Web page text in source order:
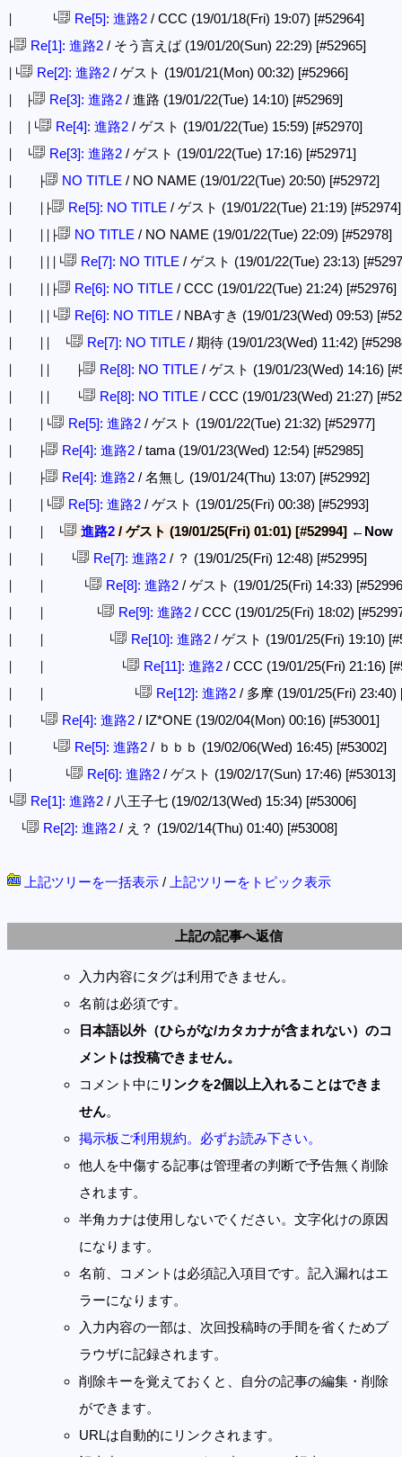
│ └ Re[5]: 進路2 / CCC (19/01/18(Fri) 19:07) [#52964]
├ Re[1]: 進路2 / そう言えば (19/01/20(Sun) 22:29) [#52965]
│└ Re[2]: 進路2 / ゲスト (19/01/21(Mon) 00:32) [#52966]
│ ├ Re[3]: 進路2 / 進路 (19/01/22(Tue) 14:10) [#52969]
│ │└ Re[4]: 進路2 / ゲスト (19/01/22(Tue) 15:59) [#52970]
│ └ Re[3]: 進路2 / ゲスト (19/01/22(Tue) 17:16) [#52971]
│ ├ NO TITLE / NO NAME (19/01/22(Tue) 20:50) [#52972]
│ │├ Re[5]: NO TITLE / ゲスト (19/01/22(Tue) 21:19) [#52974]
│ ││├ NO TITLE / NO NAME (19/01/22(Tue) 22:09) [#52978]
│ │││└ Re[7]: NO TITLE / ゲスト (19/01/22(Tue) 23:13)
│ ││├ Re[6]: NO TITLE / CCC (19/01/22(Tue) 21:24) [#52976]
│ ││└ Re[6]: NO TITLE / NBAすき (19/01/23(Wed) 09:53)
│ ││ └ Re[7]: NO TITLE / 期待 (19/01/23(Wed) 11:42)
│ ││ ├ Re[8]: NO TITLE / ゲスト (19/01/23(Wed) 14:16)
│ ││ └ Re[8]: NO TITLE / CCC (19/01/23(Wed) 21:27)
│ │└ Re[5]: 進路2 / ゲスト (19/01/22(Tue) 21:32) [#52977]
│ ├ Re[4]: 進路2 / tama (19/01/23(Wed) 12:54) [#52985]
│ ├ Re[4]: 進路2 / 名無し (19/01/24(Thu) 13:07) [#52992]
│ │└ Re[5]: 進路2 / ゲスト (19/01/25(Fri) 00:38) [#52993]
│ │ └ 進路2 / ゲスト (19/01/25(Fri) 01:01) [#52994] ←Now
│ │ └ Re[7]: 進路2 / ？ (19/01/25(Fri) 12:48) [#52995]
│ │ └ Re[8]: 進路2 / ゲスト (19/01/25(Fri) 14:33)
│ │ └ Re[9]: 進路2 / CCC (19/01/25(Fri) 18:02)
│ │ └ Re[10]: 進路2 / ゲスト (19/01/25(Fri) 19:10)
│ │ └ Re[11]: 進路2 / CCC (19/01/25(Fri) 21:16)
│ │ └ Re[12]: 進路2 / 多摩 (19/01/25(Fri) 23:40)
│ └ Re[4]: 進路2 / IZ*ONE (19/02/04(Mon) 00:16) [#53001]
│ └ Re[5]: 進路2 / ｂｂｂ (19/02/06(Wed) 16:45) [#53002]
│ └ Re[6]: 進路2 / ゲスト (19/02/17(Sun) 17:46) [#53013]
└ Re[1]: 進路2 / 八王子七 (19/02/13(Wed) 15:34) [#53006]
└ Re[2]: 進路2 / え？ (19/02/14(Thu) 01:40) [#53008]
上記ツリーを一括表示 / 上記ツリーをトピック表示
上記の記事へ返信
入力内容にタグは利用できません。
名前は必須です。
日本語以外（ひらがな/カタカナが含まれない）のコ
メントは投稿できません。
コメント中に リンクを2個以上入れることはできま
せん。
掲示板ご利用規約。必ずお読み下さい。
他人を中傷する記事は管理者の判断で予告無く削除
されます。
半角カナは使用しないでください。文字化けの原因
になります。
名前、コメントは必須記入項目です。記入漏れはエ
ラーになります。
入力内容の一部は、次回投稿時の手間を省くためブ
ラウザに記録されます。
削除キーを覚えておくと、自分の記事の編集・削除
ができます。
URLは自動的にリンクされます。